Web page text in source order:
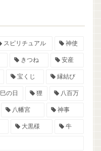
スピリチュアル 神使
きつね 安産
宝くじ 縁結び
巳の日 狸 八百万
八幡宮 神事
大黒様 牛